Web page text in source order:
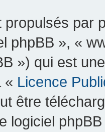
propulsés par
phpBB », «
») qui est
« Licence
être
logiciel